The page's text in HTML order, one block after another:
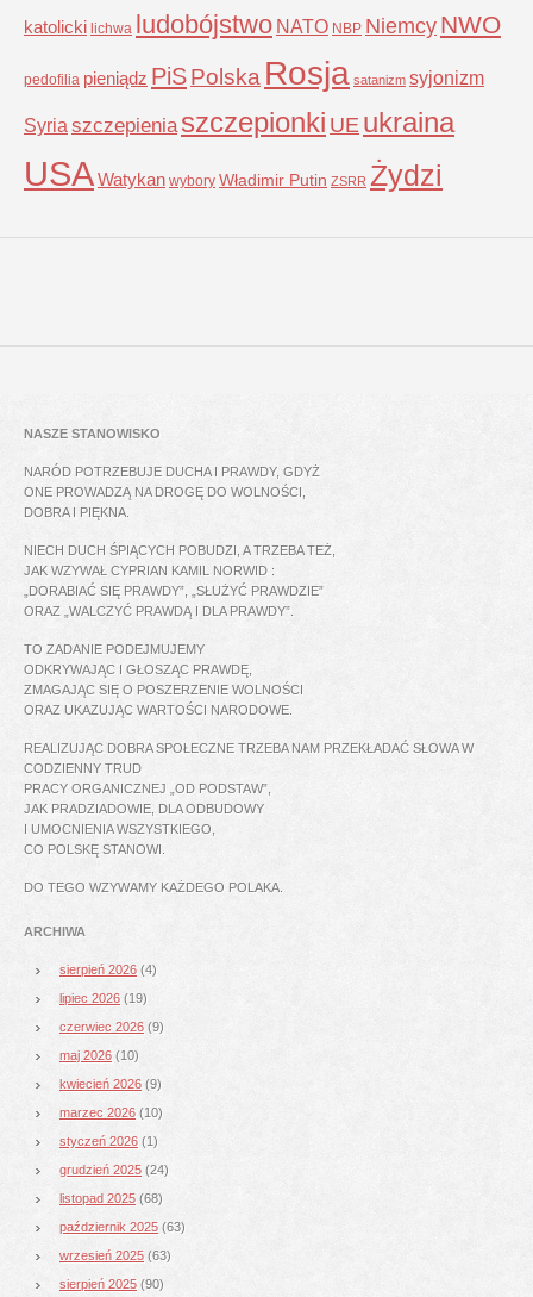
katolicki lichwa ludobójstwo NATO NBP NiemcyNWO
pedofilia pieniądz PiSPolska Rosja satanizm syjonizm
Syria szczepienia szczepionki UE ukraina
USAWatykan wybory Władimir Putin ZSRR Żydzi
NASZE STANOWISKO
NARÓD POTRZEBUJE DUCHA I PRAWDY, GDYŻ
ONE PROWADZĄ NA DROGĘ DO WOLNOŚCI,
DOBRA I PIĘKNA.
NIECH DUCH ŚPIĄCYCH POBUDZI, A TRZEBA TEŻ,
JAK WZYWAŁ CYPRIAN KAMIL NORWID :
„DORABIAĆ SIĘ PRAWDY”, „SŁUŻYĆ PRAWDZIE”
ORAZ „WALCZYĆ PRAWDĄ I DLA PRAWDY”.
TO ZADANIE PODEJMUJEMY
ODKRYWAJĄC I GŁOSZĄC PRAWDĘ,
ZMAGAJĄC SIĘ O POSZERZENIE WOLNOŚCI
ORAZ UKAZUJĄC WARTOŚCI NARODOWE.
REALIZUJĄC DOBRA SPOŁECZNE TRZEBA NAM PRZEKŁADAĆ SŁOWA W
CODZIENNY TRUD
PRACY ORGANICZNEJ „OD PODSTAW”,
JAK PRADZIADOWIE, DLA ODBUDOWY
I UMOCNIENIA WSZYSTKIEGO,
CO POLSKĘ STANOWI.
DO TEGO WZYWAMY KAŻDEGO POLAKA.
ARCHIWA
sierpień 2026 (4)
lipiec 2026 (19)
czerwiec 2026 (9)
maj 2026 (10)
kwiecień 2026 (9)
marzec 2026 (10)
styczeń 2026 (1)
grudzień 2025 (24)
listopad 2025 (68)
październik 2025 (63)
wrzesień 2025 (63)
sierpień 2025 (90)